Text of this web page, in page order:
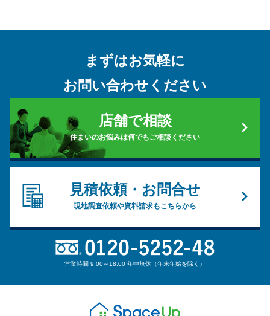
まずはお気軽に
お問い合わせください
店舗で相談
住まいのお悩みは何でもご相談ください
見積依頼・お問合せ
現地調査依頼や資料請求もこちらから
営業時間 9:00～18:00 年中無休（年末年始を除く）